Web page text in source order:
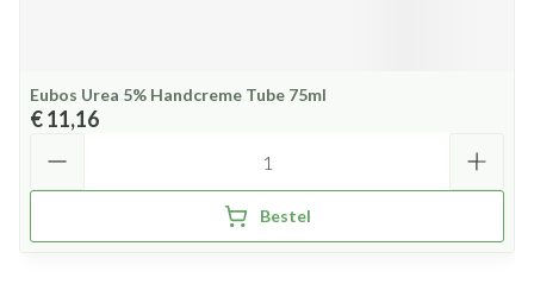
Eubos Urea 5% Handcreme Tube 75ml
€ 11,16
Bestel